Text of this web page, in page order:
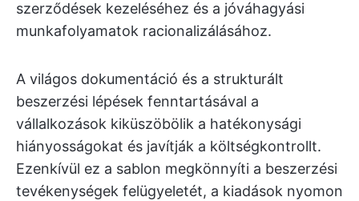
szerződések kezeléséhez és a jóváhagyási
munkafolyamatok racionalizálásához.
A világos dokumentáció és a strukturált
beszerzési lépések fenntartásával a
vállalkozások kiküszöbölik a hatékonysági
hiányosságokat és javítják a költségkontrollt.
Ezenkívül ez a sablon megkönnyíti a beszerzési
tevékenységek felügyeletét, a kiadások nyomon